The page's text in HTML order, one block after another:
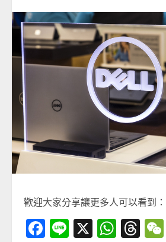
歡迎大家分享讓更多人可以看到：
Facebook
Line
X